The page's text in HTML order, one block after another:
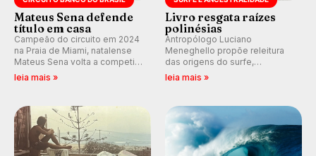
Mateus Sena defende
título em casa
Campeão do circuito em 2024
na Praia de Miami, natalense
Mateus Sena volta a competir
em casa em busca de manter a
leia mais »
Livro resgata raízes
polinésias
Antropólogo Luciano
Meneghello propõe releitura
das origens do surfe,
resgatando a cultura polinésia
prática em esporte e indústria.
leia mais »